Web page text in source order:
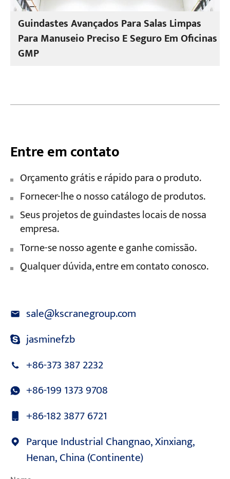
Guindastes Avançados Para Salas Limpas
Para Manuseio Preciso E Seguro Em Oficinas
GMP
Entre em contato
Orçamento grátis e rápido para o produto.
Fornecer-lhe o nosso catálogo de produtos.
Seus projetos de guindastes locais de nossa
empresa.
Torne-se nosso agente e ganhe comissão.
Qualquer dúvida, entre em contato conosco.
sale@kscranegroup.com
jasminefzb
+86-373 387 2232
+86-199 1373 9708
+86-182 3877 6721
Parque Industrial Changnao, Xinxiang,
Henan, China (Continente)